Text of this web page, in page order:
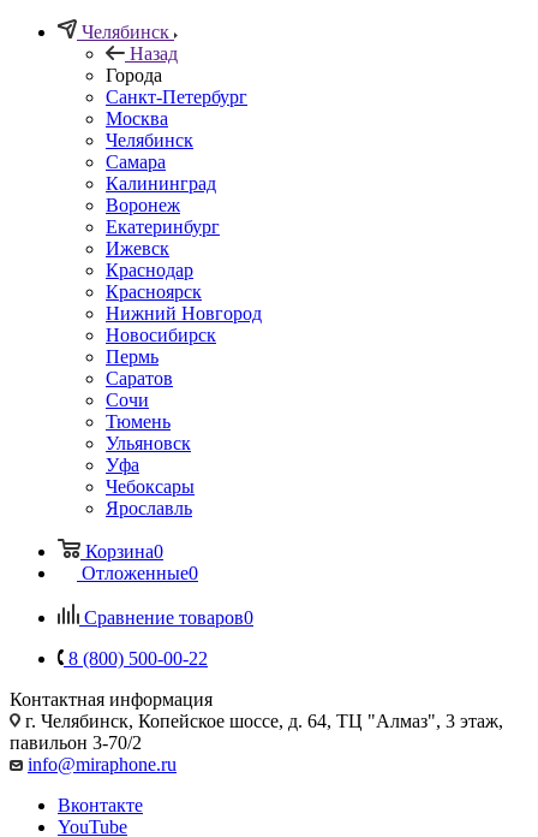
Челябинск
Назад
Города
Санкт-Петербург
Москва
Челябинск
Самара
Калининград
Воронеж
Екатеринбург
Ижевск
Краснодар
Красноярск
Нижний Новгород
Новосибирск
Пермь
Саратов
Сочи
Тюмень
Ульяновск
Уфа
Чебоксары
Ярославль
Корзина0
Отложенные0
Сравнение товаров0
8 (800) 500-00-22
Контактная информация
г. Челябинск, Копейское шоссе, д. 64, ТЦ "Алмаз", 3 этаж,
павильон 3-70/2
info@miraphone.ru
Вконтакте
YouTube